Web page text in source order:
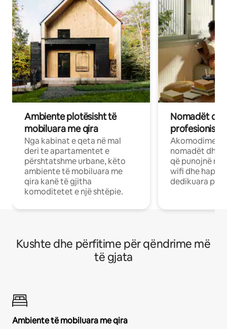
Ambiente plotësisht të
mobiluara me qira
Nga kabinat e qeta në mal
deri te apartamentet e
përshtatshme urbane, këto
ambiente të mobiluara me
qira kanë të gjitha
komoditetet e një shtëpie.
Nomadët
Akomodime
nomadët dhe
që punojnë në
wifi dhe
dedikuara
Kushte dhe përfitime për qëndrime më
të gjata
Ambiente të mobiluara me qira